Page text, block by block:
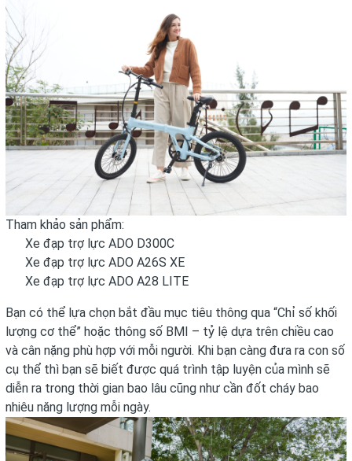
Tham khảo sản phẩm:
Xe đạp trợ lực ADO D300C
Xe đạp trợ lực ADO A26S XE
Xe đạp trợ lực ADO A28 LITE
Bạn có thể lựa chọn bắt đầu mục tiêu thông qua “Chỉ số khối
lượng cơ thể” hoặc thông số BMI – tỷ lệ dựa trên chiều cao
và cân nặng phù hợp với mỗi người. Khi bạn càng đưa ra con số
cụ thể thì bạn sẽ biết được quá trình tập luyện của mình sẽ
diễn ra trong thời gian bao lâu cũng như cần đốt cháy bao
nhiêu năng lượng mỗi ngày.